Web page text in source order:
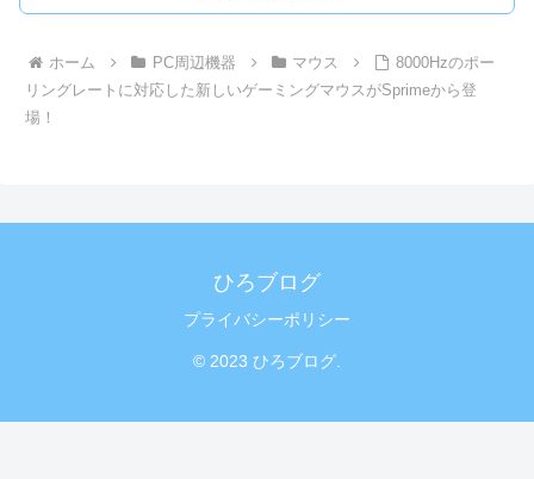
ホーム PC周辺機器 マウス
8000Hzのポー
リングレートに対応した新しいゲーミングマウスがSprimeから登
場！
ひろブログ
プライバシーポリシー
© 2023 ひろブログ.